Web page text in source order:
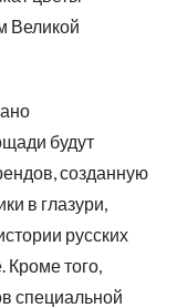
Великой
будут
созданную
в глазури,
русских
Кроме того,
специальной